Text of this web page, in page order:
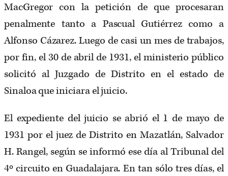
MacGregor con la petición de que procesaran
penalmente tanto a Pascual Gutiérrez como a
Alfonso Cázarez. Luego de casi un mes de trabajos,
por fin, el 30 de abril de 1931, el ministerio público
solicitó al Juzgado de Distrito en el estado de
Sinaloa que iniciara el juicio.
El expediente del juicio se abrió el 1 de mayo de
1931 por el juez de Distrito en Mazatlán, Salvador
H. Rangel, según se informó ese día al Tribunal del
4º circuito en Guadalajara. En tan sólo tres días, el